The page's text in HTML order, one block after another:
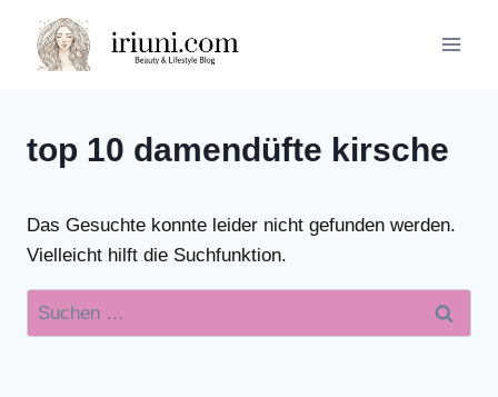
Inhalt
springen
top 10 damendüfte kirsche
Das Gesuchte konnte leider nicht gefunden werden.
Vielleicht hilft die Suchfunktion.
Suchen
nach: